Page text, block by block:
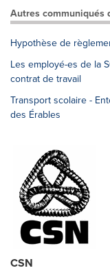
Autres communiqués
Hypothèse de
Les employé-es de la
contrat de travail
Transport scolaire -
des Érables
CSN